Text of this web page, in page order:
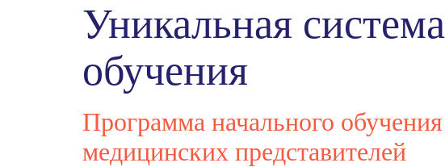
Уникальная система
обучения
Программа начального обучения
медицинских представителей